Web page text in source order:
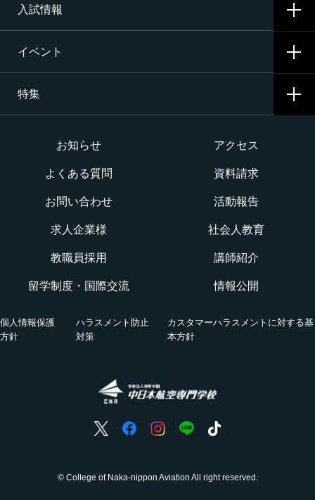
エアライン（ANA・JAL）整備士養成コース
二等航空整備士コース［ヘリコプタータービン専攻］
構造整備・製造コース
エアポートサービス科
グランドハンドリングコース
国際グランドハンドリング科
就職サポート・内定先
就職活動
学校生活
寮生活
入試情報
入試要項・出願・会場
学費・奨学金・教育ローン
イベント
イベント一覧
イベントカレンダー
オープンキャンパス
航空教室
オンライン相談会
特集
大学か専門学校か
航空整備士になるには？
授業を動画チェック
活躍する卒業生
お知らせ アクセス
よくある質問 資料請求
お問い合わせ 活動報告
求人企業様 社会人教育
教職員採用 講師紹介
留学制度・国際交流 情報公開
個人情報保護
方針
ハラスメント防止
対策
カスタマーハラスメントに対する基
本方針
© College of Naka-nippon Aviation All right reserved.